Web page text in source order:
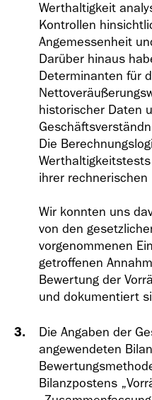
Werthaltigkeit
Kontrollen
Angemessenheit
Darüber hinaus
Determinanten für
historischer Daten
Die
ihrer rechnerischen
Wir konnten uns
von den
vorgenommenen
getroffenen
Bewertung der
und dokumentiert
Die Angaben der
angewendeten
Bilanzpostens